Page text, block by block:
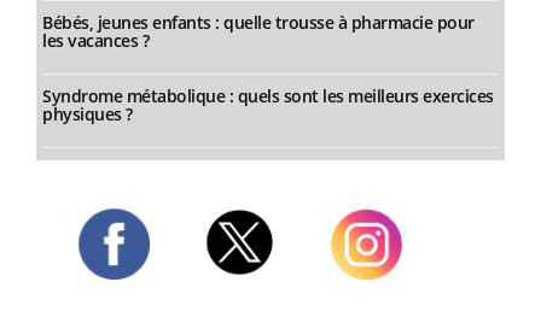
Bébés, jeunes enfants : quelle trousse à pharmacie pour
les vacances ?
Syndrome métabolique : quels sont les meilleurs exercices
physiques ?